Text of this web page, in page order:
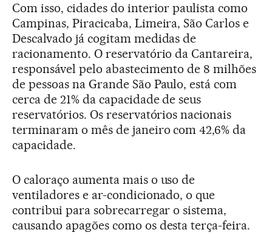
Com isso, cidades do interior paulista como
Campinas, Piracicaba, Limeira, São Carlos e
Descalvado já cogitam medidas de
racionamento. O reservatório da Cantareira,
responsável pelo abastecimento de 8 milhões
de pessoas na Grande São Paulo, está com
cerca de 21% da capacidade de seus
reservatórios. Os reservatórios nacionais
terminaram o mês de janeiro com 42,6% da
capacidade.
O caloraço aumenta mais o uso de
ventiladores e ar-condicionado, o que
contribui para sobrecarregar o sistema,
causando apagões como os desta terça-feira.